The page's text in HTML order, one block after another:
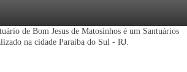
de Bom Jesus de Matosinhos é um Santuários
na cidade Paraíba do Sul - RJ.